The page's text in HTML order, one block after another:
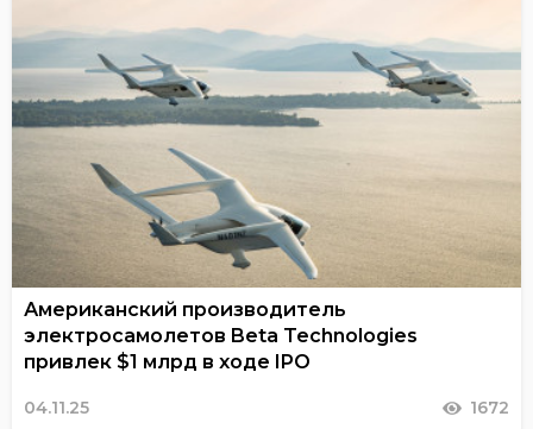
Американский производитель
электросамолетов Beta Technologies
привлек $1 млрд в ходе IPO
04.11.25 1672